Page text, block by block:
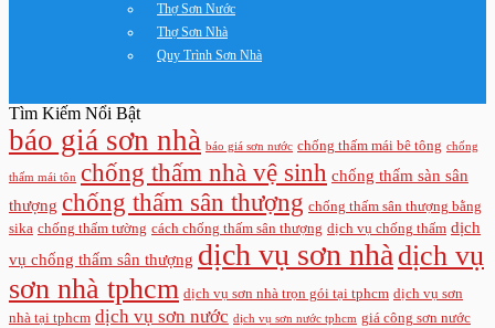
Thợ Sơn Nước
Thợ Sơn Nhà
Quy Trình Sơn Nhà
Tìm Kiếm Nổi Bật
báo giá sơn nhà báo giá sơn nước chống thấm mái bê tông chống
thấm mái tôn chống thấm nhà vệ sinh chống thấm sàn sân
thượng chống thấm sân thượng chống thấm sân thượng bằng
sika chống thấm tường cách chống thấm sân thượng dịch vụ chống thấm dịch
vụ chống thấm sân thượng dịch vụ sơn nhà dịch vụ
sơn nhà tphcm dịch vụ sơn nhà trọn gói tại tphcm dịch vụ sơn
nhà tại tphcm dịch vụ sơn nước dịch vụ sơn nước tphcm giá công sơn nước